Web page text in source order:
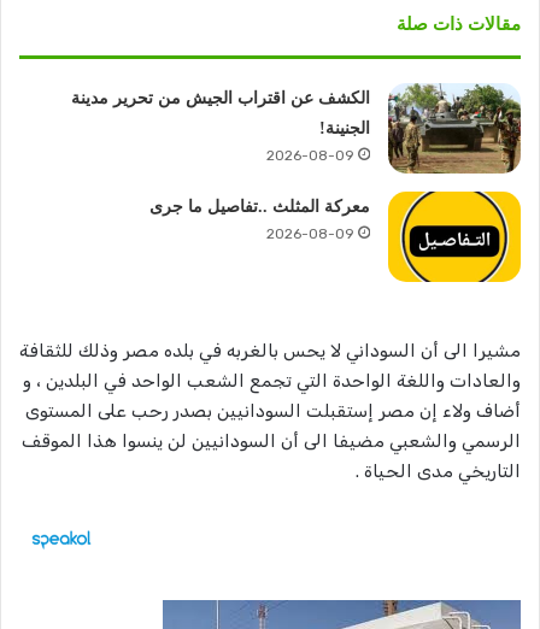
مقالات ذات صلة
الكشف عن اقتراب الجيش من تحرير مدينة
الجنينة!
2026-08-09
معركة المثلث ..تفاصيل ما جرى
2026-08-09
مشيرا الى أن السوداني لا يحس بالغربه في بلده مصر وذلك للثقافة
والعادات واللغة الواحدة التي تجمع الشعب الواحد في البلدين ، و
أضاف ولاء إن مصر إستقبلت السودانيين بصدر رحب على المستوى
الرسمي والشعبي مضيفا الى أن السودانيين لن ينسوا هذا الموقف
التاريخي مدى الحياة .